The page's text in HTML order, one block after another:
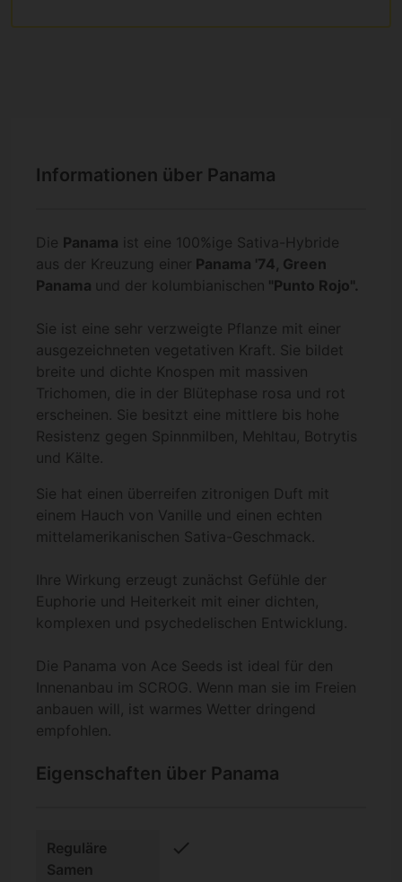
Informationen über Panama
Die Panama ist eine 100%ige Sativa-Hybride
aus der Kreuzung einer Panama '74, Green
Panama und der kolumbianischen "Punto Rojo".
Sie ist eine sehr verzweigte Pflanze mit einer
ausgezeichneten vegetativen Kraft. Sie bildet
breite und dichte Knospen mit massiven
Trichomen, die in der Blütephase rosa und rot
erscheinen. Sie besitzt eine mittlere bis hohe
Resistenz gegen Spinnmilben, Mehltau, Botrytis
und Kälte.
Sie hat einen überreifen zitronigen Duft mit
einem Hauch von Vanille und einen echten
mittelamerikanischen Sativa-Geschmack.
Ihre Wirkung erzeugt zunächst Gefühle der
Euphorie und Heiterkeit mit einer dichten,
komplexen und psychedelischen Entwicklung.
Die Panama von Ace Seeds ist ideal für den
Innenanbau im SCROG. Wenn man sie im Freien
anbauen will, ist warmes Wetter dringend
empfohlen.
Eigenschaften über Panama
Reguläre
Samen
check